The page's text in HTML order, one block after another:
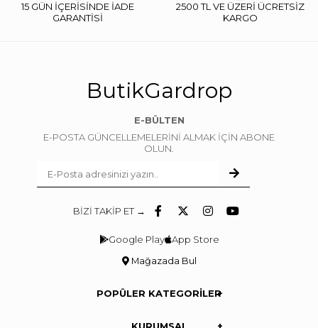
15 GÜN İÇERİSİNDE İADE
GARANTİSİ
2500 TL VE ÜZERİ ÜCRETSİZ
KARGO
ButikGardrop
E-BÜLTEN
E-POSTA GÜNCELLEMELERİNİ ALMAK İÇİN ABONE
OLUN.
BİZİ TAKİP ET →
Google Play App Store
Mağazada Bul
POPÜLER KATEGORİLER